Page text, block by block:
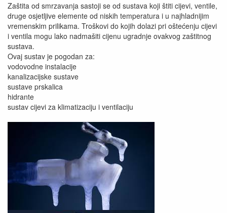
Zaštita od smrzavanja sastoji se od sustava koji štiti cijevi, ventile,
druge osjetljive elemente od niskih temperatura i u najhladnijim
vremenskim prilikama. Troškovi do kojih dolazi pri oštećenju cijevi
i ventila mogu lako nadmašiti cijenu ugradnje ovakvog zaštitnog
sustava.
Ovaj sustav je pogodan za:
vodovodne instalacije
kanalizacijske sustave
sustave prskalica
hidrante
sustav cijevi za klimatizaciju i ventilaciju